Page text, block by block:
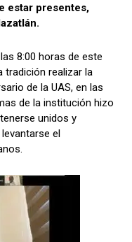
estar presentes,
8:00 horas de este
tradición realizar la
de la UAS, en las
de la institución hizo
unidos y
el